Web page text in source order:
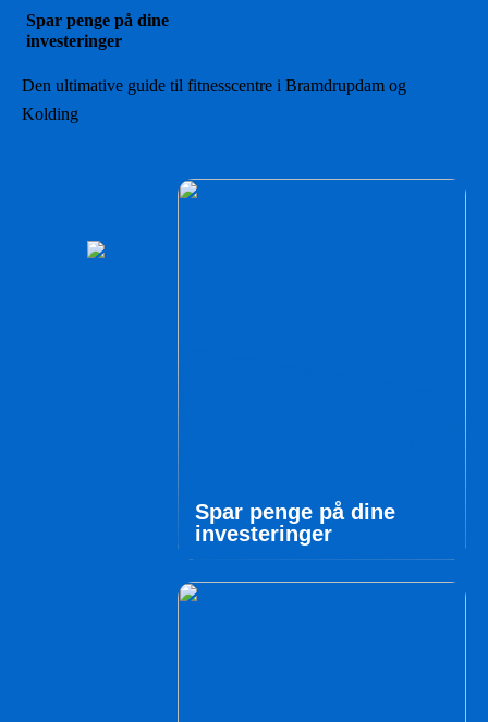
Spar penge på dine
investeringer
Den ultimative guide til fitnesscentre i Bramdrupdam og
Kolding
Spar penge på dine
investeringer